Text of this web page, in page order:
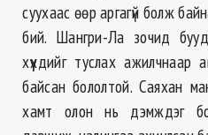
суухаас өөр аргагүй болж
бий. Шангри-Ла зочид
хүүхдийг туслах ажилчнаар
байсан бололтой. Саяхан
хамт олон нь дэмждэг